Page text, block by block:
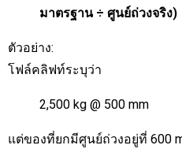
มาตรฐาน ÷ ศูนย์ถ่วงจริง)
ตัวอย่าง:
โฟล์คลิฟท์ระบุว่า
2,500 kg @ 500 mm
แต่ของที่ยกมีศูนย์ถ่วงอยู่ที่ 600